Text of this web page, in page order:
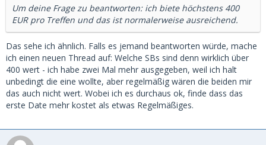
Um deine Frage zu beantworten: ich biete höchstens 400
EUR pro Treffen und das ist normalerweise ausreichend.
Das sehe ich ähnlich. Falls es jemand beantworten würde, mache
ich einen neuen Thread auf: Welche SBs sind denn wirklich über
400 wert - ich habe zwei Mal mehr ausgegeben, weil ich halt
unbedingt die eine wollte, aber regelmäßig wären die beiden mir
das auch nicht wert. Wobei ich es durchaus ok, finde dass das
erste Date mehr kostet als etwas Regelmäßiges.